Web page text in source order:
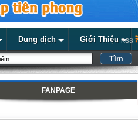
Dung dịch Giới Thiệu RSS
FANPAGE